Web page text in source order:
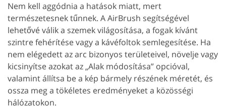
Nem kell aggódnia a hatások miatt, mert
természetesnek tűnnek. A AirBrush segítségével
lehetővé válik a szemek világosítása, a fogak kívánt
szintre fehérítése vagy a kávéfoltok semlegesítése. Ha
nem elégedett az arc bizonyos területeivel, növelje vagy
kicsinyítse azokat az „Alak módosítása” opcióval,
valamint állítsa be a kép bármely részének méretét, és
ossza meg a tökéletes eredményeket a közösségi
hálózatokon.